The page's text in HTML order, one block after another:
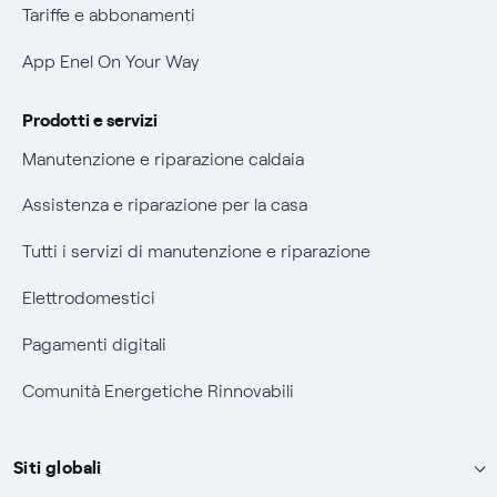
Verifica chi ti ha chiamato
Agevolazione utenti con disabilità per offerte Fibra
Tariffe e abbonamenti
App Enel On Your Way
Prodotti e servizi
Manutenzione e riparazione caldaia
Assistenza e riparazione per la casa
Tutti i servizi di manutenzione e riparazione
Elettrodomestici
Pagamenti digitali
Comunità Energetiche Rinnovabili
Siti globali